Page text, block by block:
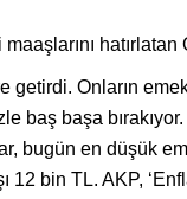
hatırlatan
getirdi. Onların
baş başa
bugün en düşük
12 bin TL. AKP,